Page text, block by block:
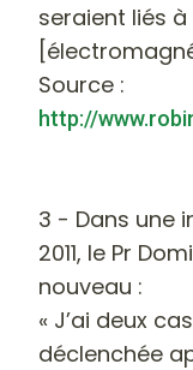
seraient liés
Source :
http://
3 - Dans une
2011, le Pr
nouveau :
« J’ai deux
déclenchée